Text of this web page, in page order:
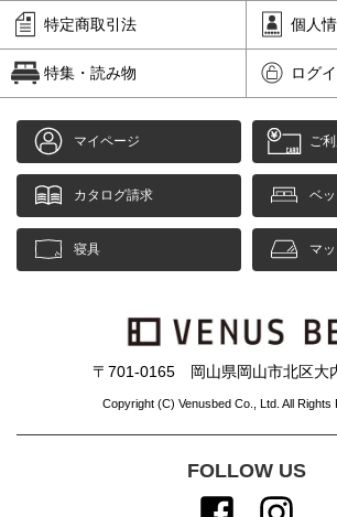
特定商取引法 個人
特集・読み物 ログ
マイページ ご
カタログ請求 ベ
寝具 マ
〒701-0165 岡山県岡山市北区大
Copyright (C) Venusbed Co., Ltd. All Rights
FOLLOW US